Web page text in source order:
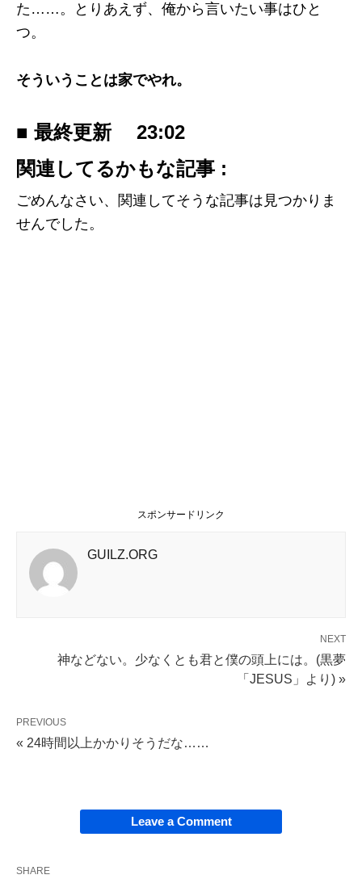
た……。とりあえず、俺から言いたい事はひと
つ。
そういうことは家でやれ。
■ 最終更新 23:02
関連してるかもな記事 :
ごめんなさい、関連してそうな記事は見つかりま
せんでした。
スポンサードリンク
GUILZ.ORG
NEXT
神などない。少なくとも君と僕の頭上には。(黒夢
「JESUS」より) »
PREVIOUS
« 24時間以上かかりそうだな……
Leave a Comment
SHARE